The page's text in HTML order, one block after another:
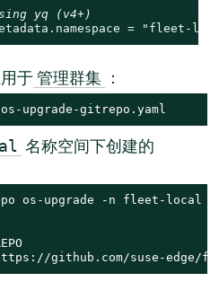
yq (v4+)
= "fleet-
于 管理群集 ：
upgrade-gitrepo.yaml
名称空间下创建的
os-upgrade -n fleet-local
github.com/suse-edge/